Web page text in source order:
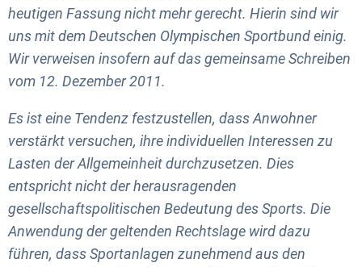
heutigen Fassung nicht mehr gerecht. Hierin sind wir
uns mit dem Deutschen Olympischen Sportbund einig.
Wir verweisen insofern auf das gemeinsame Schreiben
vom 12. Dezember 2011.
Es ist eine Tendenz festzustellen, dass Anwohner
verstärkt versuchen, ihre individuellen Interessen zu
Lasten der Allgemeinheit durchzusetzen. Dies
entspricht nicht der herausragenden
gesellschaftspolitischen Bedeutung des Sports. Die
Anwendung der geltenden Rechtslage wird dazu
führen, dass Sportanlagen zunehmend aus den